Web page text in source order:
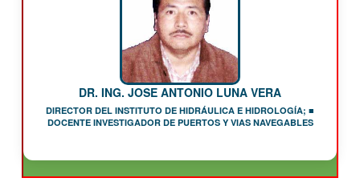
DR. ING. JOSE ANTONIO LUNA VERA
DIRECTOR DEL INSTITUTO DE HIDRÁULICA E HIDROLOGÍA; ■
DOCENTE INVESTIGADOR DE PUERTOS Y VIAS NAVEGABLES